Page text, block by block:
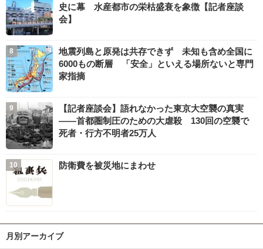
史に幕 水産都市の栄枯盛衰を象徴【記者座談
会】
地震列島と原発は共存できず 未知も含め全国に
6000もの断層 「安全」といえる場所ないと専門
家指摘
【記者座談会】語れなかった東京大空襲の真実
――首都圏制圧のための大虐殺 130回の空襲で
死者・行方不明者25万人
防衛費を被災地にまわせ
月別アーカイブ